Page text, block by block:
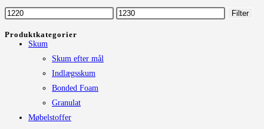
Mulighederne
Mindste
Højeste
Filter
Produktkategorier
Skum
Skum efter mål
Indlægsskum
Bonded Foam
Granulat
Møbelstoffer